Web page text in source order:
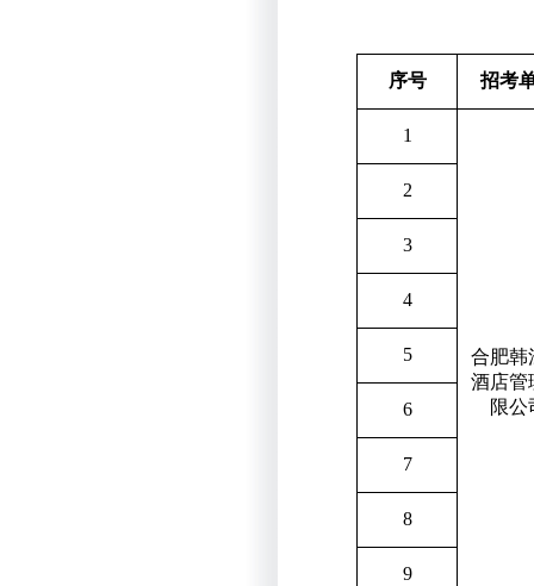
序号 招考
1
合肥韩
酒店管
限公
2
3
4
5
6
7
8
9